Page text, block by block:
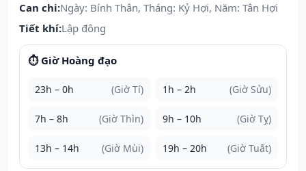
Can chi:Ngày: Bính Thân, Tháng: Kỷ Hợi, Năm: Tân Hợi
Tiết khí:Lập đông
⏱️ Giờ Hoàng đạo
23h – 0h (Giờ Tí) 1h – 2h (Giờ Sửu)
7h – 8h (Giờ Thìn) 9h – 10h (Giờ Tỵ)
13h – 14h (Giờ Mùi) 19h – 20h (Giờ Tuất)